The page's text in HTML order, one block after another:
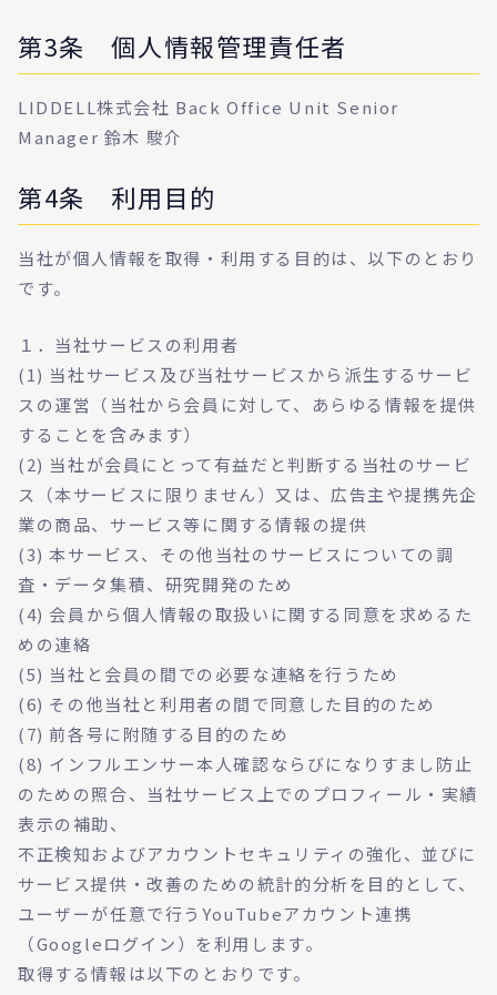
第3条 個人情報管理責任者
LIDDELL株式会社 Back Office Unit Senior
Manager 鈴木 駿介
第4条 利用目的
当社が個人情報を取得・利用する目的は、以下のとおり
です。
１．当社サービスの利用者
(1) 当社サービス及び当社サービスから派生するサービ
スの運営（当社から会員に対して、あらゆる情報を提供
することを含みます）
(2) 当社が会員にとって有益だと判断する当社のサービ
ス（本サービスに限りません）又は、広告主や提携先企
業の商品、サービス等に関する情報の提供
(3) 本サービス、その他当社のサービスについての調
査・データ集積、研究開発のため
(4) 会員から個人情報の取扱いに関する同意を求めるた
めの連絡
(5) 当社と会員の間での必要な連絡を行うため
(6) その他当社と利用者の間で同意した目的のため
(7) 前各号に附随する目的のため
(8) インフルエンサー本人確認ならびになりすまし防止
のための照合、当社サービス上でのプロフィール・実績
表示の補助、
不正検知およびアカウントセキュリティの強化、並びに
サービス提供・改善のための統計的分析を目的として、
ユーザーが任意で行うYouTubeアカウント連携
（Googleログイン）を利用します。
取得する情報は以下のとおりです。